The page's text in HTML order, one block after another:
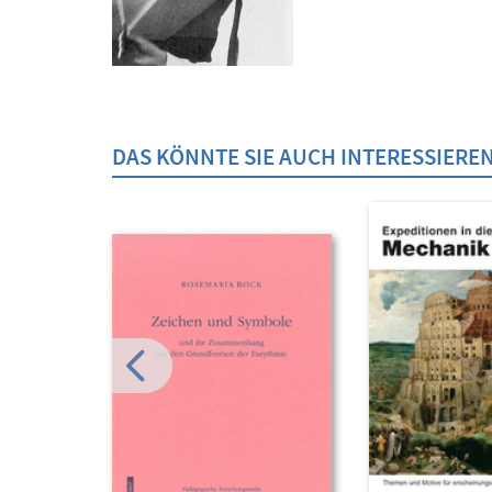
DAS KÖNNTE SIE AUCH